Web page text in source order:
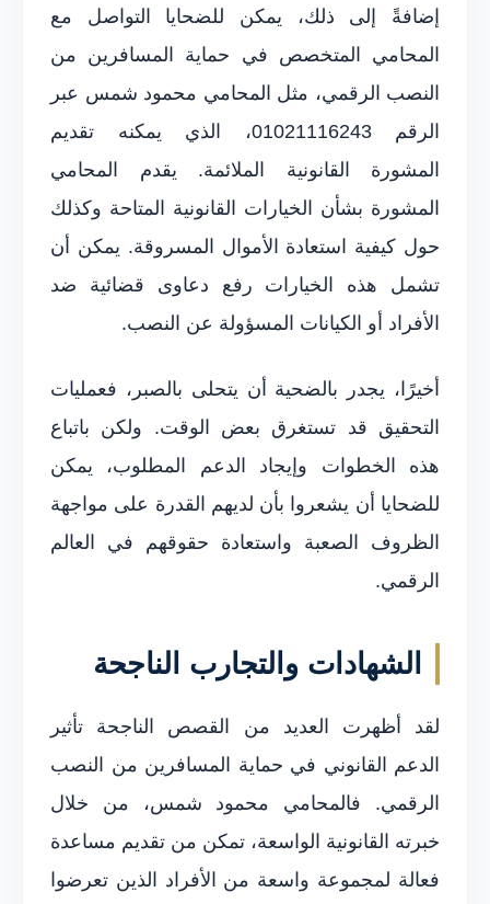
إضافةً إلى ذلك، يمكن للضحايا التواصل مع
المحامي المتخصص في حماية المسافرين من
النصب الرقمي، مثل المحامي محمود شمس عبر
الرقم 01021116243، الذي يمكنه تقديم
المشورة القانونية الملائمة. يقدم المحامي
المشورة بشأن الخيارات القانونية المتاحة وكذلك
حول كيفية استعادة الأموال المسروقة. يمكن أن
تشمل هذه الخيارات رفع دعاوى قضائية ضد
الأفراد أو الكيانات المسؤولة عن النصب.
أخيرًا، يجدر بالضحية أن يتحلى بالصبر، فعمليات
التحقيق قد تستغرق بعض الوقت. ولكن باتباع
هذه الخطوات وإيجاد الدعم المطلوب، يمكن
للضحايا أن يشعروا بأن لديهم القدرة على مواجهة
الظروف الصعبة واستعادة حقوقهم في العالم
الرقمي.
الشهادات والتجارب الناجحة
لقد أظهرت العديد من القصص الناجحة تأثير
الدعم القانوني في حماية المسافرين من النصب
الرقمي. فالمحامي محمود شمس، من خلال
خبرته القانونية الواسعة، تمكن من تقديم مساعدة
فعالة لمجموعة واسعة من الأفراد الذين تعرضوا